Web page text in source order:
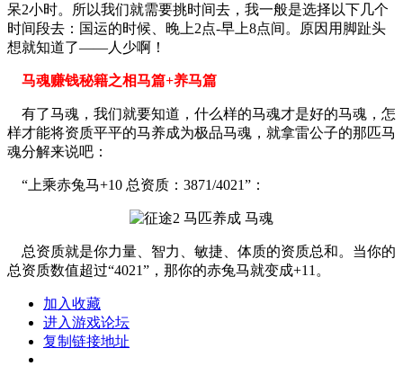
呆2小时。所以我们就需要挑时间去，我一般是选择以下几个
时间段去：国运的时候、晚上2点-早上8点间。原因用脚趾头
想就知道了——人少啊！
马魂赚钱秘籍之相马篇+养马篇
有了马魂，我们就要知道，什么样的马魂才是好的马魂，怎
样才能将资质平平的马养成为极品马魂，就拿雷公子的那匹马
魂分解来说吧：
“上乘赤兔马+10 总资质：3871/4021”：
总资质就是你力量、智力、敏捷、体质的资质总和。当你的
总资质数值超过“4021”，那你的赤兔马就变成+11。
加入收藏
进入游戏论坛
复制链接地址